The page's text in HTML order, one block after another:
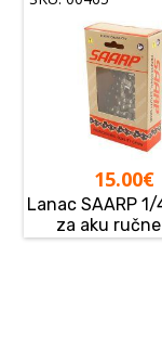
15.00€
Lanac SAARP 1/
za aku